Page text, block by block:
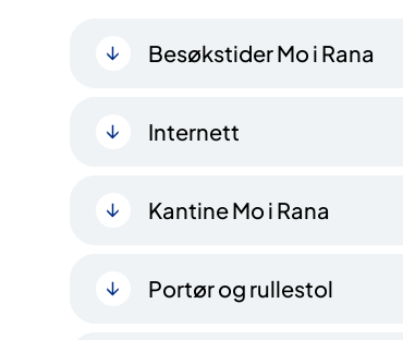
Besøkstider Mo i Rana
Internett
Kantine Mo i Rana
Portør og rullestol